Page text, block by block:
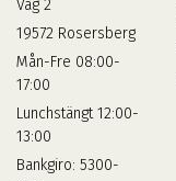
Väg 2
19572 Rosersberg
Mån-Fre 08:00-
17:00
Lunchstängt 12:00-
13:00
Bankgiro: 5300-